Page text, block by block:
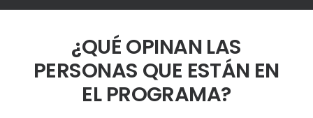
¿QUÉ OPINAN LAS
PERSONAS QUE ESTÁN EN
EL PROGRAMA?